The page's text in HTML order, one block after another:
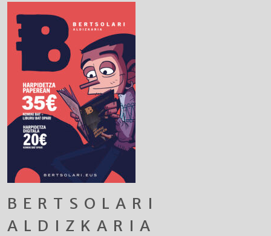
BERTSOLARI
ALDIZKARIA